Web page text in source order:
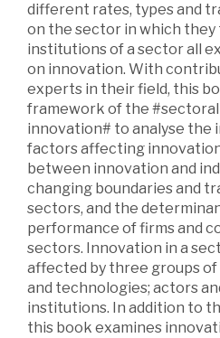
different rates, types and
on the sector in which they
institutions of a sector all
on innovation. With
experts in their field, this
framework of the #sectoral
innovation# to analyse the
factors affecting
between innovation and
changing boundaries and
sectors, and the
performance of firms and
sectors. Innovation in a
affected by three groups
and technologies; actors
institutions. In addition to
this book examines